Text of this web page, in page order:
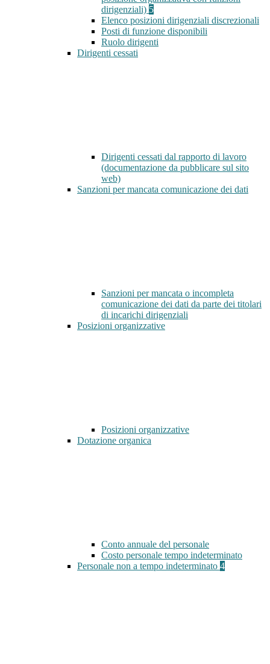
dirigenziali) 5
Elenco posizioni dirigenziali discrezionali
Posti di funzione disponibili
Ruolo dirigenti
Dirigenti cessati
Dirigenti cessati dal rapporto di lavoro
(documentazione da pubblicare sul sito
web)
Sanzioni per mancata comunicazione dei dati
Sanzioni per mancata o incompleta
comunicazione dei dati da parte dei titolari
di incarichi dirigenziali
Posizioni organizzative
Posizioni organizzative
Dotazione organica
Conto annuale del personale
Costo personale tempo indeterminato
Personale non a tempo indeterminato 4